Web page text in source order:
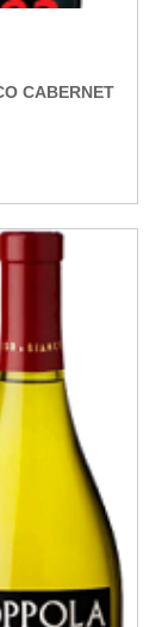
CABERNET